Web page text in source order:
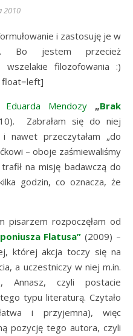
2010
Bo jestem przecież
filozofowania :)
float=left]
Eduarda Mendozy „Brak
Zabrałam się do niej
nawet przeczytałam „do
– oboje zaśmiewaliśmy
na misję badawczą do
godzin, co oznacza, że
pisarzem rozpoczęłam od
Flatusa” (2009) –
której akcja toczy się na
a uczestniczy w niej m.in.
Annasz, czyli postacie
typu literaturą. Czytało
i przyjemna), więc
pozycję tego autora, czyli